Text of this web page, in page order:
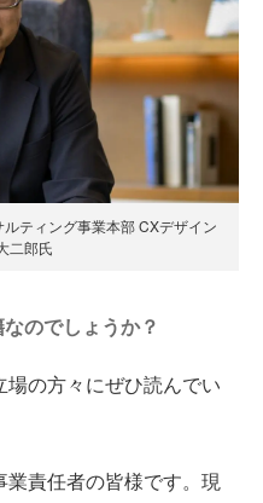
ティング事業本部 CXデザイン
二郎氏
のでしょうか？
の方々にぜひ読んでい
責任者の皆様です。現